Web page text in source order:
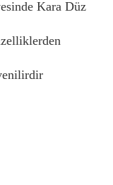
Kara Düz